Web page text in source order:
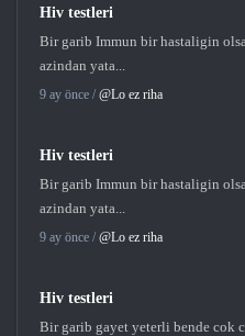
Hiv testleri
Bir garib Immun bir hastaligin
azindan yata...
9 ay önce / @Lo ez riha
Hiv testleri
Bir garib Immun bir hastaligin
azindan yata...
9 ay önce / @Lo ez riha
Hiv testleri
Bir garib gayet yeterli bende cok